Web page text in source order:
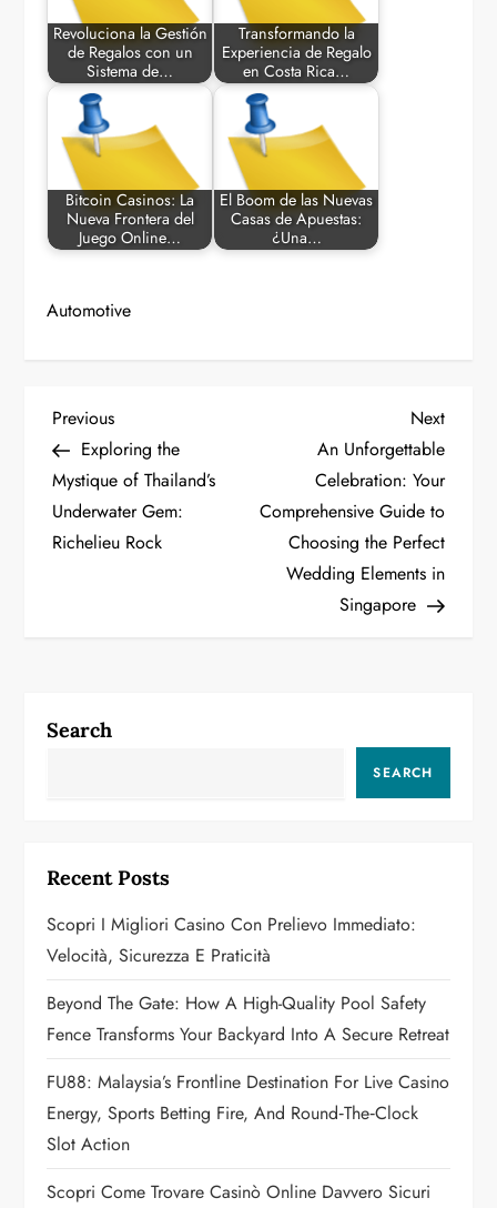
Revoluciona la Gestión
de Regalos con un
Sistema de…
Transformando la
Experiencia de Regalo
en Costa Rica…
Bitcoin Casinos: La
Nueva Frontera del
Juego Online…
El Boom de las Nuevas
Casas de Apuestas:
¿Una…
Automotive
P
o
s
v
a
t
i
o
n
Previous
Post
Previous
Exploring the
Mystique of Thailand’s
Underwater Gem:
Richelieu Rock
Next
Post
Next
An Unforgettable
Celebration: Your
Comprehensive Guide to
Choosing the Perfect
Wedding Elements in
Singapore
Search
SEARCH
Recent Posts
Scopri I Migliori Casino Con Prelievo Immediato:
Velocità, Sicurezza E Praticità
Beyond The Gate: How A High-Quality Pool Safety
Fence Transforms Your Backyard Into A Secure Retreat
FU88: Malaysia’s Frontline Destination For Live Casino
Energy, Sports Betting Fire, And Round‑the‑Clock
Slot Action
Scopri Come Trovare Casinò Online Davvero Sicuri